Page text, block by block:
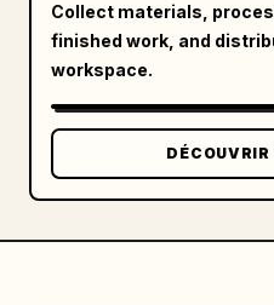
Collect materials,
finished work, and
workspace.